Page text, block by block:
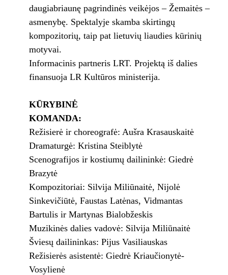
daugiabriaunę pagrindinės veikėjos – Žemaitės –
asmenybę. Spektalyje skamba skirtingų
kompozitorių, taip pat lietuvių liaudies kūrinių
motyvai.
Informacinis partneris LRT. Projektą iš dalies
finansuoja LR Kultūros ministerija.
KŪRYBINĖ
KOMANDA:
Režisierė ir choreografė: Aušra Krasauskaitė
Dramaturgė: Kristina Steiblytė
Scenografijos ir kostiumų dailininkė: Giedrė
Brazytė
Kompozitoriai: Silvija Miliūnaitė, Nijolė
Sinkevičiūtė, Faustas Latėnas, Vidmantas
Bartulis ir Martynas Bialobžeskis
Muzikinės dalies vadovė: Silvija Miliūnaitė
Šviesų dailininkas: Pijus Vasiliauskas
Režisierės asistentė: Giedrė Kriaučionytė-
Vosylienė